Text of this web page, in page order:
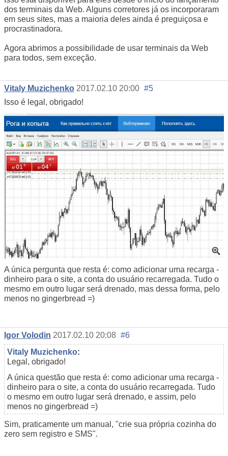
dos terminais da Web. Alguns corretores já os incorporaram
em seus sites, mas a maioria deles ainda é preguiçosa e
procrastinadora.
Agora abrimos a possibilidade de usar terminais da Web
para todos, sem exceção.
Vitaly Muzichenko 2017.02.10 20:00 #5
Isso é legal, obrigado!
A única pergunta que resta é: como adicionar uma recarga -
dinheiro para o site, a conta do usuário recarregada. Tudo o
mesmo em outro lugar será drenado, mas dessa forma, pelo
menos no gingerbread =)
Igor Volodin 2017.02.10 20:08 #6
Vitaly Muzichenko:
Legal, obrigado!
A única questão que resta é: como adicionar uma recarga -
dinheiro para o site, a conta do usuário recarregada. Tudo
o mesmo em outro lugar será drenado, e assim, pelo
menos no gingerbread =)
Sim, praticamente um manual, "crie sua própria cozinha do
zero sem registro e SMS".